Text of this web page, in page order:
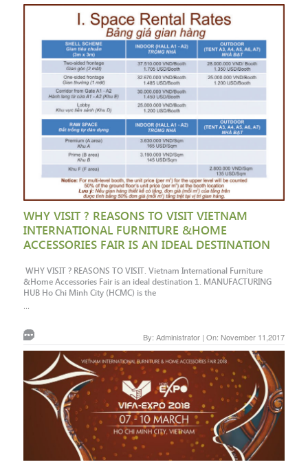
WHY VISIT ? REASONS TO VISIT VIETNAM
INTERNATIONAL FURNITURE &HOME
ACCESSORIES FAIR IS AN IDEAL DESTINATION
WHY VISIT ? REASONS TO VISIT. Vietnam International Furniture
&Home Accessories Fair is an ideal destination 1. MANUFACTURING
HUB Ho Chi Minh City (HCMC) is the
By: Administrator | On: November 11,2017